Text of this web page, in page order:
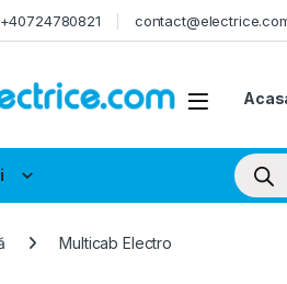
Multicab Electro